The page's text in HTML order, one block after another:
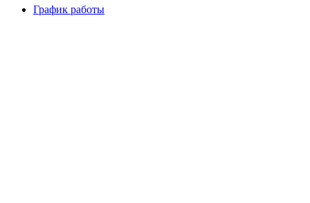
График работы